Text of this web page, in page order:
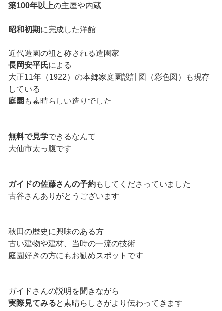
築100年以上の主屋や内蔵
昭和初期に完成した洋館
近代造園の祖と称される造園家
長岡安平氏による
大正11年（1922）の本郷家庭園設計図（彩色図）も現存
している
庭園 も素晴らしい造りでした
無料で見学できるなんて
大仙市太っ腹です
ガイドの佐藤さんの予約もしてくださっていました
古谷さんありがとうございます
秋田の歴史に興味のある方
古い建物や建材、当時の一流の技術
庭園好きの方にもお勧めスポットです
ガイドさんの説明を聞きながら
実際見てみると素晴らしさがより伝わってきます